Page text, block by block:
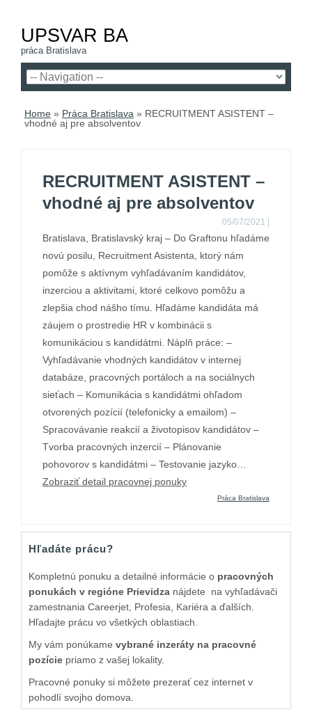
UPSVAR BA
práca Bratislava
Home » Práca Bratislava » RECRUITMENT ASISTENT –
vhodné aj pre absolventov
RECRUITMENT ASISTENT –
vhodné aj pre absolventov
05/07/2021
Bratislava, Bratislavský kraj – Do Graftonu hľadáme
novú posilu, Recruitment Asistenta, ktorý nám
pomôže s aktívnym vyhľadávaním kandidátov,
inzerciou a aktivitami, ktoré celkovo pomôžu a
zlepšia chod nášho tímu. Hľadáme kandidáta má
záujem o prostredie HR v kombinácii s
komunikáciou s kandidátmi. Náplň práce: –
Vyhľadávanie vhodných kandidátov v internej
databáze, pracovných portáloch a na sociálnych
sieťach – Komunikácia s kandidátmi ohľadom
otvorených pozícií (telefonicky a emailom) –
Spracovávanie reakcií a životopisov kandidátov –
Tvorba pracovných inzercií – Plánovanie
pohovorov s kandidátmi – Testovanie jazyko…
Zobraziť detail pracovnej ponuky
Práca Bratislava
Hľadáte prácu?
Kompletnú ponuku a detailné informácie o pracovných
ponukách v regióne Prievidza nájdete na vyhľadávači
zamestnania Careerjet, Profesia, Kariéra a ďalších.
Hľadajte prácu vo všetkých oblastiach.
My vám ponúkame vybrané inzeráty na pracovné
pozície priamo z vašej lokality.
Pracovné ponuky si môžete prezerať cez internet v
pohodlí svojho domova.